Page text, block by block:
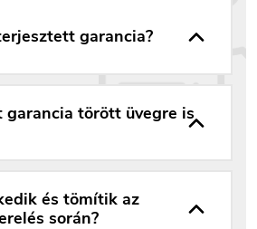
garancia?
törött üvegre is
és tömítik az
során?